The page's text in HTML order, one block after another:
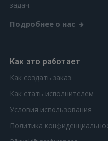
задач.
Подробнее о нас
Как это работает
Как создать заказ
Как стать исполнителем
Условия использования
Политика